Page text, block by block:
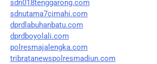
sdn018tenggarong.com
sdnutama7cimahi.com
dprdlabuhanbatu.com
dprdboyolali.com
polresmajalengka.com
tribratanewspolresmadiun.com